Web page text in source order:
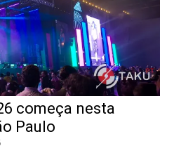
começa nesta
Paulo